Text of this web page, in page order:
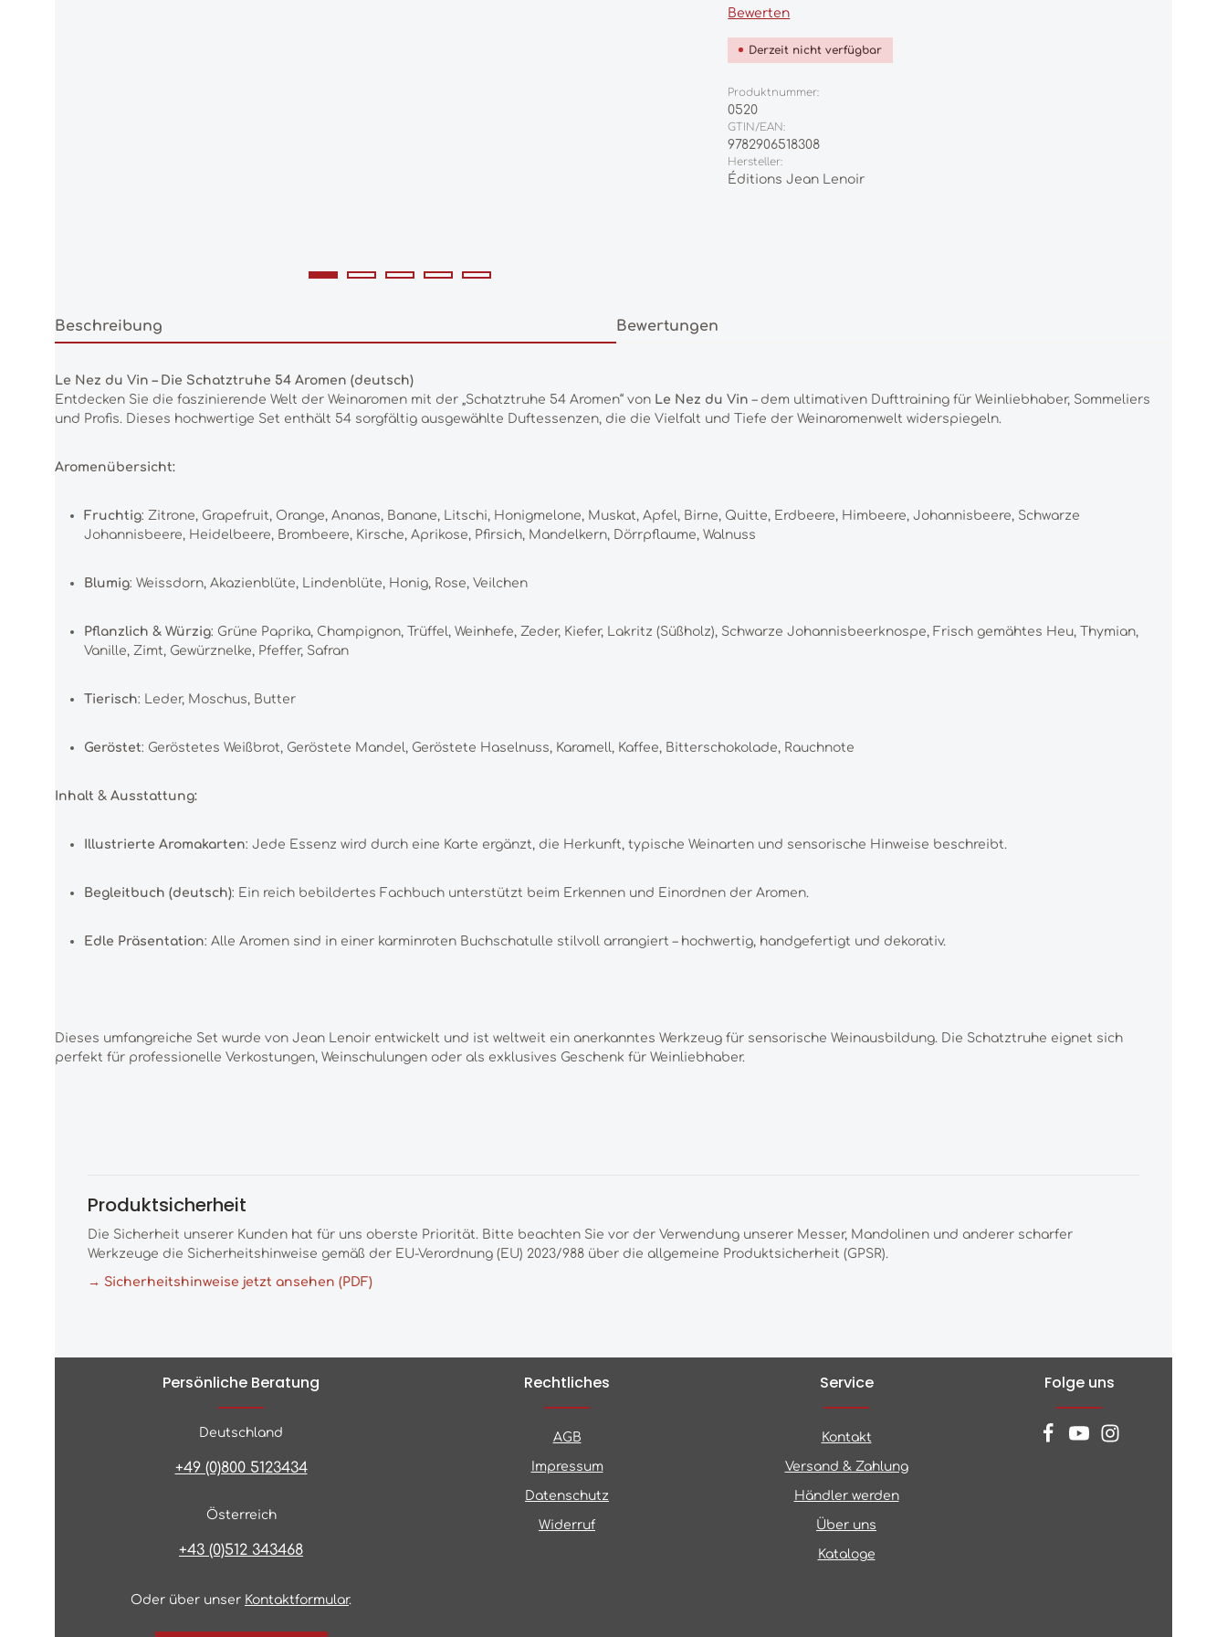
Durchschnittliche Bewertung von 0 von 5 Sternen
Bewerten
Derzeit nicht verfügbar
Produktnummer:
0520
GTIN/EAN:
9782906518308
Hersteller:
Éditions Jean Lenoir
Beschreibung Bewertungen
Le Nez du Vin – Die Schatztruhe 54 Aromen (deutsch)
Entdecken Sie die faszinierende Welt der Weinaromen mit der „Schatztruhe 54 Aromen“ von Le Nez du Vin – dem ultimativen Dufttraining für Weinliebhaber, Sommeliers
und Profis. Dieses hochwertige Set enthält 54 sorgfältig ausgewählte Duftessenzen, die die Vielfalt und Tiefe der Weinaromenwelt widerspiegeln.
Aromenübersicht:
Fruchtig: Zitrone, Grapefruit, Orange, Ananas, Banane, Litschi, Honigmelone, Muskat, Apfel, Birne, Quitte, Erdbeere, Himbeere, Johannisbeere, Schwarze
Johannisbeere, Heidelbeere, Brombeere, Kirsche, Aprikose, Pfirsich, Mandelkern, Dörrpflaume, Walnuss
Blumig: Weissdorn, Akazienblüte, Lindenblüte, Honig, Rose, Veilchen
Pflanzlich & Würzig: Grüne Paprika, Champignon, Trüffel, Weinhefe, Zeder, Kiefer, Lakritz (Süßholz), Schwarze Johannisbeerknospe, Frisch gemähtes Heu, Thymian,
Vanille, Zimt, Gewürznelke, Pfeffer, Safran
Tierisch: Leder, Moschus, Butter
Geröstet: Geröstetes Weißbrot, Geröstete Mandel, Geröstete Haselnuss, Karamell, Kaffee, Bitterschokolade, Rauchnote
Inhalt & Ausstattung:
Illustrierte Aromakarten: Jede Essenz wird durch eine Karte ergänzt, die Herkunft, typische Weinarten und sensorische Hinweise beschreibt.
Begleitbuch (deutsch): Ein reich bebildertes Fachbuch unterstützt beim Erkennen und Einordnen der Aromen.
Edle Präsentation: Alle Aromen sind in einer karminroten Buchschatulle stilvoll arrangiert – hochwertig, handgefertigt und dekorativ.
Dieses umfangreiche Set wurde von Jean Lenoir entwickelt und ist weltweit ein anerkanntes Werkzeug für sensorische Weinausbildung. Die Schatztruhe eignet sich
perfekt für professionelle Verkostungen, Weinschulungen oder als exklusives Geschenk für Weinliebhaber.
Produktsicherheit
Die Sicherheit unserer Kunden hat für uns oberste Priorität. Bitte beachten Sie vor der Verwendung unserer Messer, Mandolinen und anderer scharfer
Werkzeuge die Sicherheitshinweise gemäß der EU-Verordnung (EU) 2023/988 über die allgemeine Produktsicherheit (GPSR).
→ Sicherheitshinweise jetzt ansehen (PDF)
Persönliche Beratung
Deutschland
+49 (0)800 5123434
Österreich
+43 (0)512 343468
Oder über unser Kontaktformular.
Rechtliches
AGB
Impressum
Datenschutz
Widerruf
Service
Kontakt
Versand & Zahlung
Händler werden
Über uns
Kataloge
Folge uns